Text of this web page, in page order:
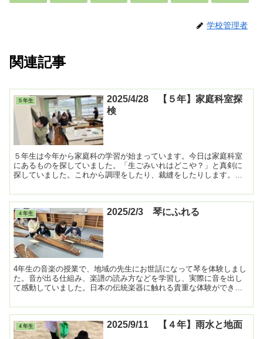
学校管理者
関連記事
５年生
2025/4/28 【５年】家庭科室探
検
５年生は今年から家庭科の学習が始まっています。今日は家庭科室
にあるものを探していました。「生ごみいれはどこや？」と真剣に
探していました。これから調理をしたり、裁縫をしたりします。楽
４年生 2025/2/3 琴にふれる
4年生の音楽の授業で、地域の先生にお世話になって琴を体験しまし
た。音が出る仕組み、楽譜の読み方などを学習し、実際に音を出し
て感動していました。日本の伝統楽器に触れる貴重な体験ができま
４年生 2025/9/11 【４年】雨水と地面